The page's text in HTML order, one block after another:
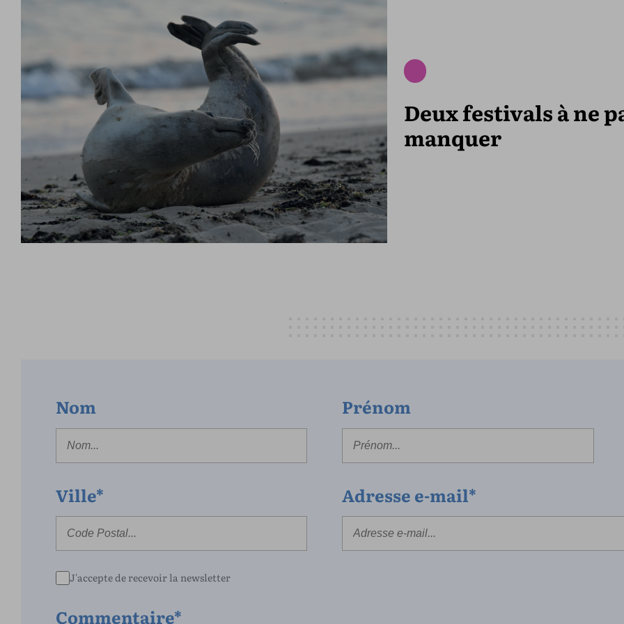
Deux festivals à ne
manquer
Nom Prénom
Ville* Adresse e-mail*
J'accepte de recevoir la newsletter
Commentaire*